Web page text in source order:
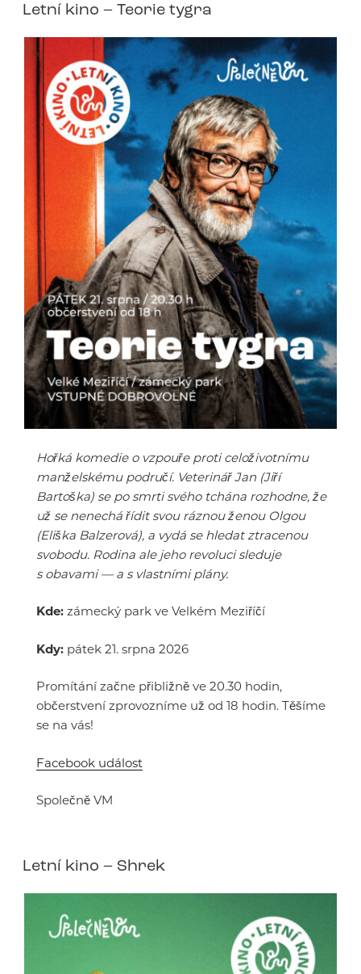
Letní kino – Teorie tygra
Hořká komedie o vzpouře proti celoživotnímu
manželskému područí. Veterinář Jan (Jiří
Bartoška) se po smrti svého tchána rozhodne, že
už se nenechá řídit svou ráznou ženou Olgou
(Eliška Balzerová), a vydá se hledat ztracenou
svobodu. Rodina ale jeho revoluci sleduje
s obavami — a s vlastními plány.
Kde: zámecký park ve Velkém Meziříčí
Kdy: pátek 21. srpna 2026
Promítání začne přibližně ve 20.30 hodin,
občerstvení zprovozníme už od 18 hodin. Těšíme
se na vás!
Facebook událost
Společně VM
Letní kino – Shrek